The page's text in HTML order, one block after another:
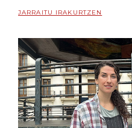
JARRAITU IRAKURTZEN